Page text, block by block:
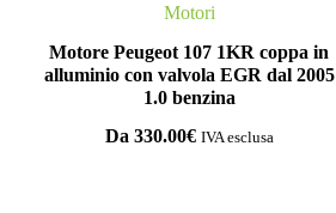
Motori
Motore Peugeot 107 1KR coppa in
alluminio con valvola EGR dal 2005
1.0 benzina
Da 330.00€ IVA esclusa